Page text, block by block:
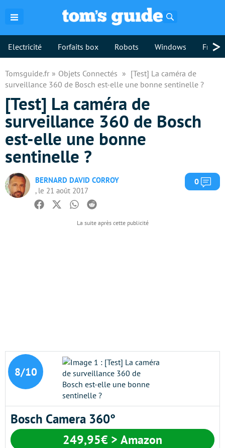
Electricité Forfaits box Robots Windows >
Tomsguide.fr Objets Connectés
[Test] La caméra de
surveillance 360 de Bosch est-elle une bonne sentinelle ?
[Test] La caméra de
surveillance 360 de Bosch
est-elle une bonne
sentinelle ?
BERNARD DAVID CORROY
, le 21 août 2017
0
Facebook
TwitterWhatsapp
Reddit
8/10
Bosch Camera 360°
249,95€ > Amazon